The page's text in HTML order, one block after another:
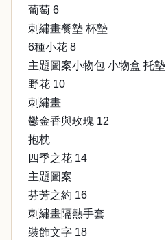
葡萄 6
刺繡畫餐墊 杯墊
6種小花 8
主題圖案小物包 小物盒 托墊
野花 10
刺繡畫
鬱金香與玫瑰 12
抱枕
四季之花 14
主題圖案
芬芳之約 16
刺繡畫隔熱手套
裝飾文字 18